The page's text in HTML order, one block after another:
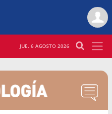
JUE. 6 AGOSTO 2026